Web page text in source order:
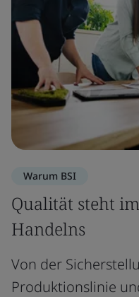
Warum BSI
Qualität steht
Handelns
Von der
Produktionslinie